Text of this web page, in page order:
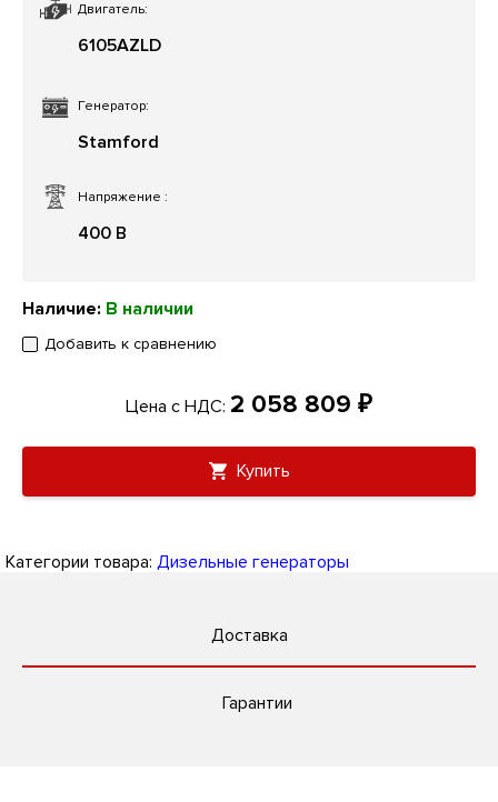
Двигатель:
6105AZLD
Напряжение :
400 В
Генератор:
Stamford
Наличие: В наличии
Добавить к сравнению
Цена с НДС: 2 058 809 ₽
Купить
Категории товара: Дизельные генераторы
Доставка
Гарантии